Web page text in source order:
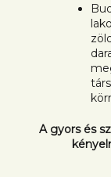
A gyors és